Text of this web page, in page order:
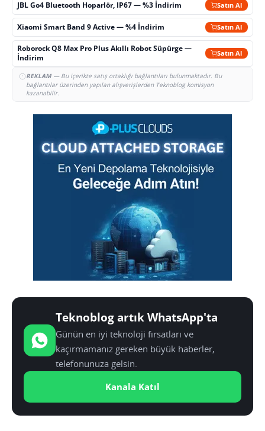
JBL Go4 Bluetooth Hoparlör, IP67 — %3 İndirim Satın Al
Xiaomi Smart Band 9 Active — %4 İndirim Satın Al
Roborock Q8 Max Pro Plus Akıllı Robot Süpürge —
İndirim
Satın Al
REKLAM— Bu içerikte satış ortaklığı bağlantıları bulunmaktadır. Bu
bağlantılar üzerinden yapılan alışverişlerden Teknoblog komisyon
kazanabilir.
Teknoblog artık WhatsApp'ta
Günün en iyi teknoloji fırsatları ve
kaçırmamanız gereken büyük haberler,
telefonunuza gelsin.
Kanala Katıl